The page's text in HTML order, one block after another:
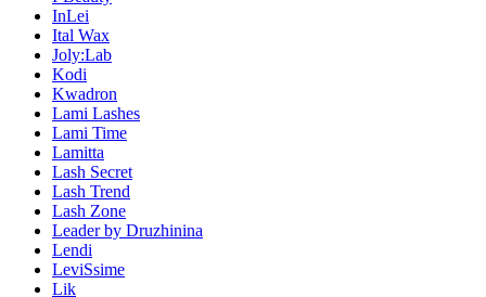
InLei
Ital Wax
Joly:Lab
Kodi
Kwadron
Lami Lashes
Lami Time
Lamitta
Lash Secret
Lash Trend
Lash Zone
Leader by Druzhinina
Lendi
LeviSsime
Lik